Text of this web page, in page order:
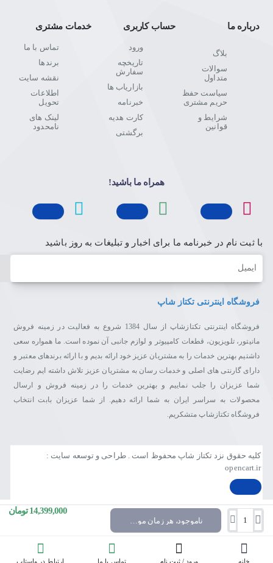
خانه ورود / ثبت نام تماس با ما ارتباط در واستاپ
14,399,000 تومان
درباره ما
بلاگ
سوالات
متداول
سیاست حفظ
حریم مشتری
شرایط و
قوانین
حساب کاربری
ورود
تاریخچه
سفارش
بازاریاب ها
خبرنامه
کارت هدیه
برگشتی
خدمات مشتری
تماس با ما
برندها
نقشه سایت
اطلاعات
تحویل
لینک های
نامحدود
همراه ما باشید!
با ثبت نام در خبرنامه ما برای اخبار و تبلیغات به روز باشید
ایمیل
فروشگاه اینترنتی تکتاز شاپ
فروشگاه اینترنتی تکتازشاپ از سال 1384 شروع به فعالیت در زمینه فروش
مانیتور، تلویزیون، قطعات کامپیوتر و لوازم جانبی آن نموده است. ما همواره سعی
داشتیم بهترین خدمات را به مشتریان عزیز خود ارائه بدیم و با ارائه برندهای معتبر و
دارای گارنتی های اصلی و خدمات رسان به مشتریان عزیز تلاش داشته ایم رضایت
شما عزیزان را جلب نماییم و بهترین خدمات را در زمینه فروش و ارسال
محصولات به سراسر ایران به شما ارائه دهیم. از شما عزیزان بابت انتخاب
فروشگاه تکتازشاپ متشکریم.
کلیه حقوق نزد تکتاز شاپ محفوظ است . طراحی و توسعه سایت :
opencart.ir